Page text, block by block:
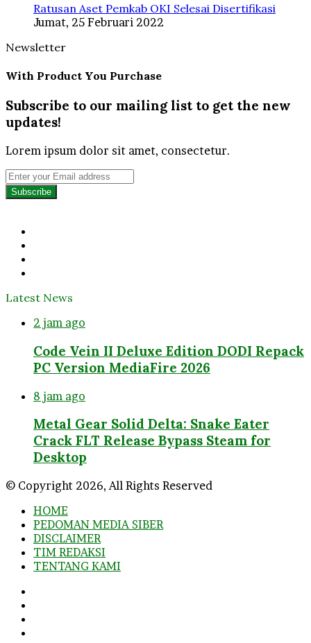
Ratusan Aset Pemkab OKI Selesai Disertifikasi
Jumat, 25 Februari 2022
Newsletter
With Product You Purchase
Subscribe to our mailing list to get the new
updates!
Lorem ipsum dolor sit amet, consectetur.
Enter
your
Email
Latest News
2 jam ago
Code Vein II Deluxe Edition DODI Repack
PC Version MediaFire 2026
8 jam ago
Metal Gear Solid Delta: Snake Eater
Crack FLT Release Bypass Steam for
Desktop
© Copyright 2026, All Rights Reserved
HOME
PEDOMAN MEDIA SIBER
DISCLAIMER
TIM REDAKSI
TENTANG KAMI